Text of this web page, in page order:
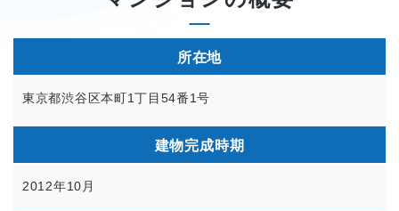
所在地
東京都渋谷区本町1丁目54番1号
建物完成時期
2012年10月